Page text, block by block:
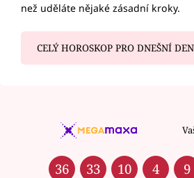
než uděláte nějaké zásadní kroky.
CELÝ HOROSKOP PRO DNEŠNÍ DEN
36 33 10 4 9